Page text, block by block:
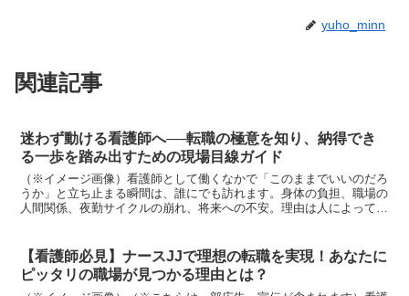
yuho_minn
関連記事
迷わず動ける看護師へ──転職の極意を知り、納得でき
る一歩を踏み出すための現場目線ガイド
（※イメージ画像）看護師として働くなかで「このままでいいのだろ
うか」と立ち止まる瞬間は、誰にでも訪れます。身体の負担、職場の
人間関係、夜勤サイクルの崩れ、将来への不安。理由は人によって違
【看護師必見】ナースJJで理想の転職を実現！あなたに
ピッタリの職場が見つかる理由とは？